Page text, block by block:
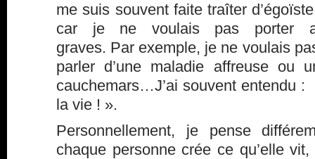
me suis souvent faite traîter
car je ne voulais pas porter
graves. Par exemple, je ne voulais
parler d’une maladie affreuse ou
cauchemars…J’ai souvent entendu
la vie ! ».
Personnellement, je pense
chaque personne crée ce qu’elle